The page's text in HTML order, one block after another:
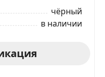
чёрный
в наличии